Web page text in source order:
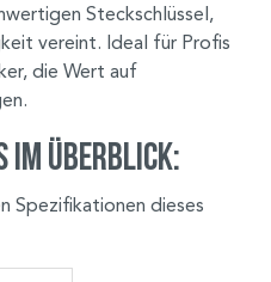
Steckschlüssel,
vereint. Ideal für Profis
die Wert auf
im Überblick:
Spezifikationen dieses